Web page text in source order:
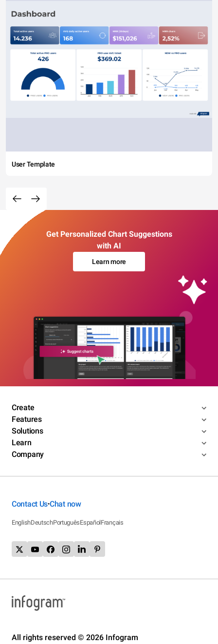
User Template
Get Personalized Chart Suggestions
with AI
Learn more
Create
Features
Solutions
Learn
Company
Contact Us•Chat now
EnglishDeutschPortuguêsEspañolFrançais
All rights reserved © 2026 Infogram